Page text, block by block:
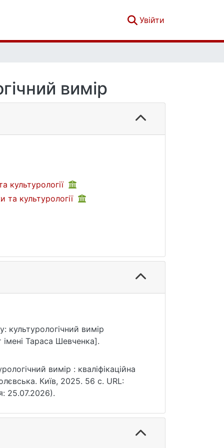
Увійти
вимір
культурології
та культурології
культурологічний вимір
імені Тараса Шевченка].
вимір : кваліфікаційна
Київ, 2025. 56 с. URL:
25.07.2026).